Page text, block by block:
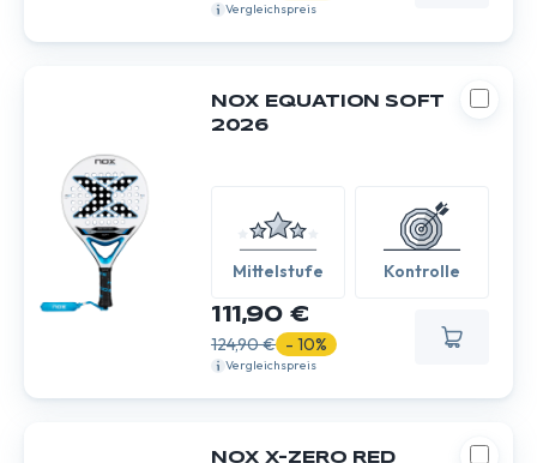
Vergleichspreis
NOX EQUATION SOFT
2026
Mittelstufe Kontrolle
111,90 €
124,90 € - 10%
Vergleichspreis
NOX X-ZERO RED